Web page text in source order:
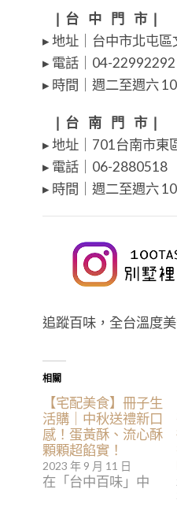
⠀❘ 台⠀中⠀門⠀市 ❘
▸ 地址｜台中市北屯
▸ 電話｜04-22992292
▸ 時間｜週二至週六
⠀❘ 台⠀南⠀門⠀市 ❘
▸ 地址｜701台南市東
▸ 電話｜06-2880518
▸ 時間｜週二至週六
追蹤百味，全台溫度美
相關
【宅配美食】冊子生
活購｜中秋送禮新口
感！蛋黃酥、流心酥
顆顆超餡實！
2023 年 9 月 11 日
在「台中百味」中